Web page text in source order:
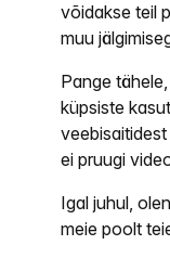
võidakse teil
muu
Pange
küpsiste
ei pruugi
Igal juhul,
meie poolt